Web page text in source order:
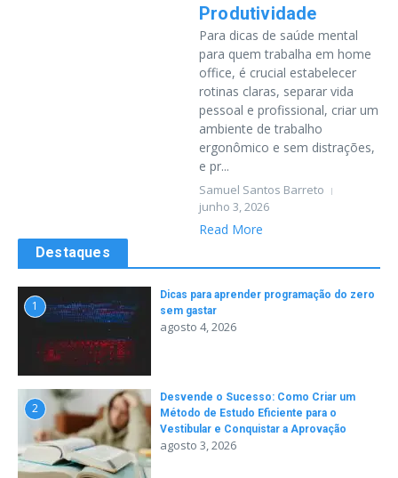
Produtividade
Para dicas de saúde mental
para quem trabalha em home
office, é crucial estabelecer
rotinas claras, separar vida
pessoal e profissional, criar um
ambiente de trabalho
ergonômico e sem distrações,
e pr...
Samuel Santos Barreto
junho 3, 2026
Read More
Destaques
1
Dicas para aprender programação do zero
sem gastar
agosto 4, 2026
2
Desvende o Sucesso: Como Criar um
Método de Estudo Eficiente para o
Vestibular e Conquistar a Aprovação
agosto 3, 2026